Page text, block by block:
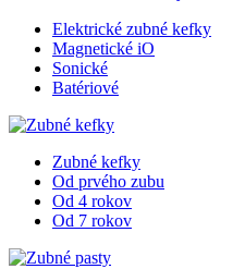
Elektrické zubné kefky
Magnetické iO
Sonické
Batériové
Zubné kefky
Od prvého zubu
Od 4 rokov
Od 7 rokov